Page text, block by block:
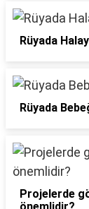
Rüyada
Rüyada
Projelerde